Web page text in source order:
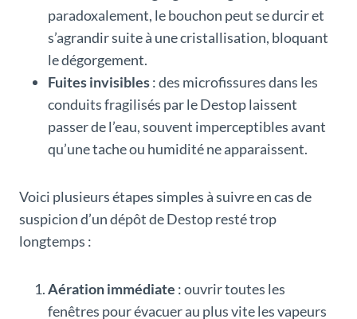
paradoxalement, le bouchon peut se durcir et
s’agrandir suite à une cristallisation, bloquant
le dégorgement.
Fuites invisibles: des microfissures dans les
conduits fragilisés par le Destop laissent
passer de l’eau, souvent imperceptibles avant
qu’une tache ou humidité ne apparaissent.
Voici plusieurs étapes simples à suivre en cas de
suspicion d’un dépôt de Destop resté trop
longtemps :
Aération immédiate : ouvrir toutes les
fenêtres pour évacuer au plus vite les vapeurs